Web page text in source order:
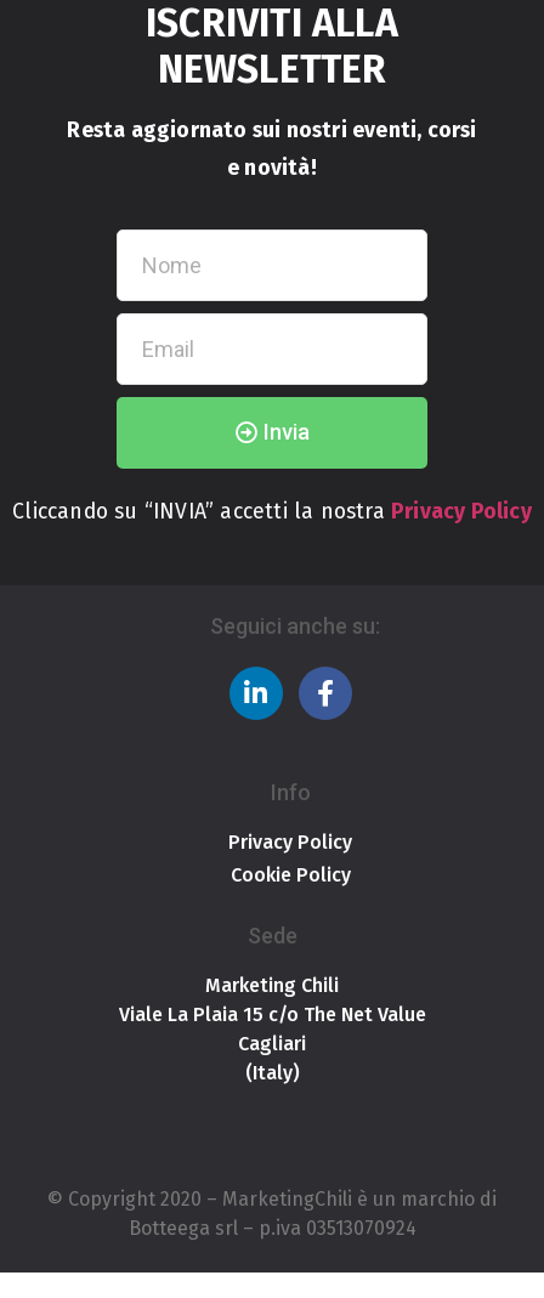
ISCRIVITI ALLA
NEWSLETTER
Resta aggiornato sui nostri eventi, corsi
e novità!
Invia
Cliccando su “INVIA” accetti la nostra Privacy Policy
Seguici anche su:
Info
Privacy Policy
Cookie Policy
Sede
Marketing Chili
Viale La Plaia 15 c/o The Net Value
Cagliari
(Italy)
© Copyright 2020 – MarketingChili è un marchio di
Botteega srl – p.iva 03513070924